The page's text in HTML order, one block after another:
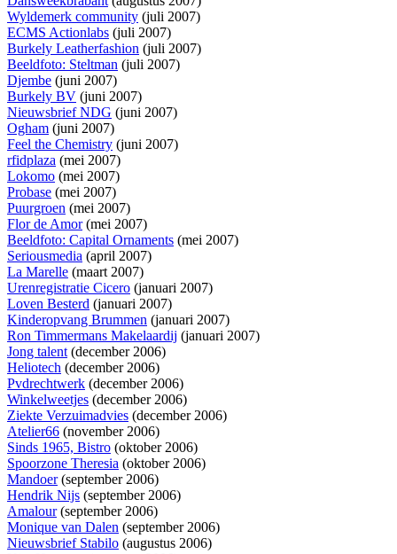
Wyldemerk community (juli 2007)
ECMS Actionlabs (juli 2007)
Burkely Leatherfashion (juli 2007)
Beeldfoto: Steltman (juli 2007)
Djembe (juni 2007)
Burkely BV (juni 2007)
Nieuwsbrief NDG (juni 2007)
Ogham (juni 2007)
Feel the Chemistry (juni 2007)
rfidplaza (mei 2007)
Lokomo (mei 2007)
Probase (mei 2007)
Puurgroen (mei 2007)
Flor de Amor(mei 2007)
Beeldfoto: Capital Ornaments (mei 2007)
Seriousmedia (april 2007)
La Marelle (maart 2007)
Urenregistratie Cicero (januari 2007)
Loven Besterd (januari 2007)
Kinderopvang Brummen (januari 2007)
Ron Timmermans Makelaardij (januari 2007)
Jong talent(december 2006)
Heliotech (december 2006)
Pvdrechtwerk (december 2006)
Winkelweetjes (december 2006)
Ziekte Verzuimadvies (december 2006)
Atelier66 (november 2006)
Sinds 1965, Bistro (oktober 2006)
Spoorzone Theresia (oktober 2006)
Mandoer(september 2006)
Hendrik Nijs (september 2006)
Amalour(september 2006)
Monique van Dalen (september 2006)
Nieuwsbrief Stabilo (augustus 2006)